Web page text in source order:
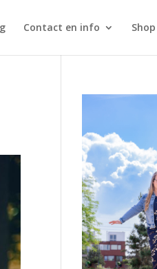
Contact en info Shop